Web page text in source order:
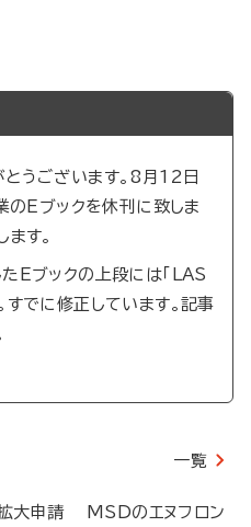
うございます。8月12日
のEブックを休刊に致しま
ます。
ブックの上段には「LAS
すでに修正しています。記事
一覧
大申請 MSDのエヌフロン